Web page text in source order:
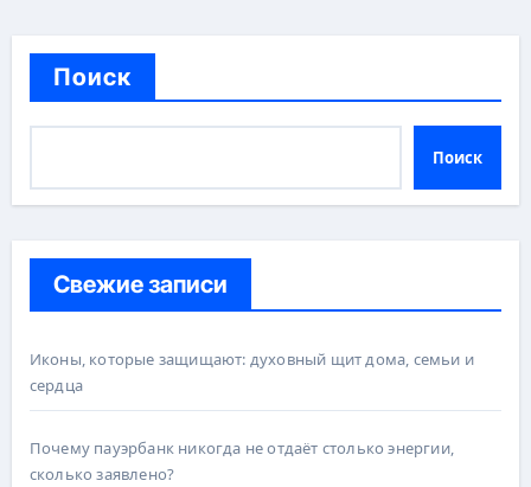
Поиск
Поиск
Свежие записи
Иконы, которые защищают: духовный щит дома, семьи и
сердца
Почему пауэрбанк никогда не отдаёт столько энергии,
сколько заявлено?